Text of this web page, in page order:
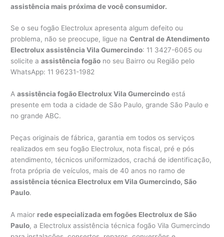
assistência mais próxima de você consumidor.
Se o seu fogão Electrolux apresenta algum defeito ou
problema, não se preocupe, ligue naCentral de Atendimento
Electrolux assistência Vila Gumercindo: 11 3427-6065 ou
solicite aassistência fogão no seu Bairro ou Região pelo
WhatsApp: 11 96231-1982
Aassistência fogão Electrolux Vila Gumercindo está
presente em toda a cidade de São Paulo, grande São Paulo e
no grande ABC.
Peças originais de fábrica, garantia em todos os serviços
realizados em seu fogão Electrolux, nota fiscal, pré e pós
atendimento, técnicos uniformizados, crachá de identificação,
frota própria de veículos, mais de 40 anos no ramo de
assistência técnica Electrolux em Vila Gumercindo, São
Paulo.
A maior rede especializada em fogões Electrolux de São
Paulo, a Electrolux assistência técnica fogão Vila Gumercindo